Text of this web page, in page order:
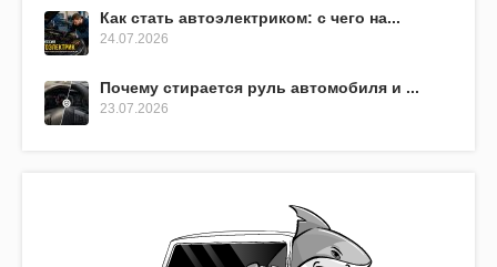
Как стать автоэлектриком: с чего на...
24.07.2026
Почему стирается руль автомобиля и ...
23.07.2026